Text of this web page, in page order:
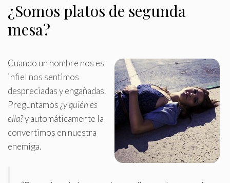
¿Somos platos de segunda
mesa?
Cuando un hombre nos es
infiel nos sentimos
despreciadas y engañadas.
Preguntamos¿y quién es
ella?y automáticamente la
convertimos en nuestra
enemiga.